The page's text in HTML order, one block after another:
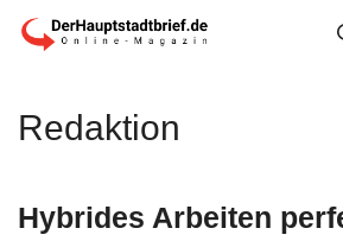
Zum
Redaktion
Hybrides Arbeiten